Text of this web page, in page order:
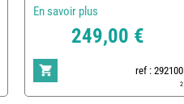
En savoir plus
249,00 €
ref : 292100
2